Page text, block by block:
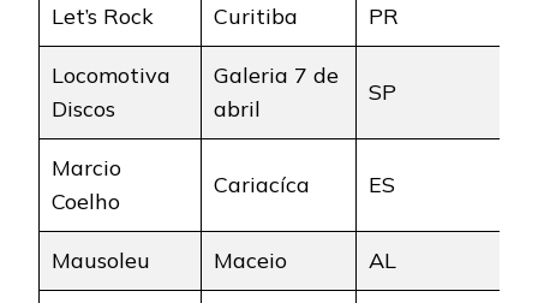
Let’s Rock Curitiba PR
Locomotiva
Discos
Galeria 7 de
abril
SP
Marcio
Coelho
Cariacíca ES
Mausoleu Maceio AL